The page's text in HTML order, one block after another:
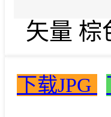
矢量 棕
下载JPG